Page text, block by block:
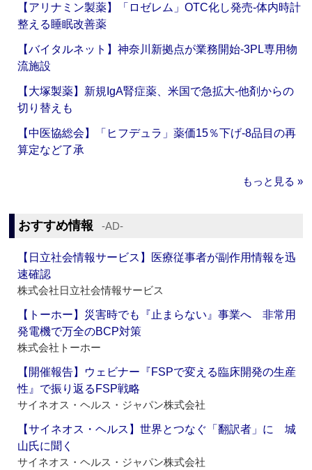
【アリナミン製薬】「ロゼレム」OTC化し発売‐体内時計
整える睡眠改善薬
【バイタルネット】神奈川新拠点が業務開始‐3PL専用物
流施設
【大塚製薬】新規IgA腎症薬、米国で急拡大‐他剤からの
切り替えも
【中医協総会】「ヒフデュラ」薬価15％下げ‐8品目の再
算定など了承
もっと見る »
おすすめ情報 ‐AD‐
【日立社会情報サービス】医療従事者が副作用情報を迅
速確認
株式会社日立社会情報サービス
【トーホー】災害時でも『止まらない』事業へ 非常用
発電機で万全のBCP対策
株式会社トーホー
【開催報告】ウェビナー『FSPで変える臨床開発の生産
性』で振り返るFSP戦略
サイネオス・ヘルス・ジャパン株式会社
【サイネオス・ヘルス】世界とつなぐ「翻訳者」に 城
山氏に聞く
サイネオス・ヘルス・ジャパン株式会社